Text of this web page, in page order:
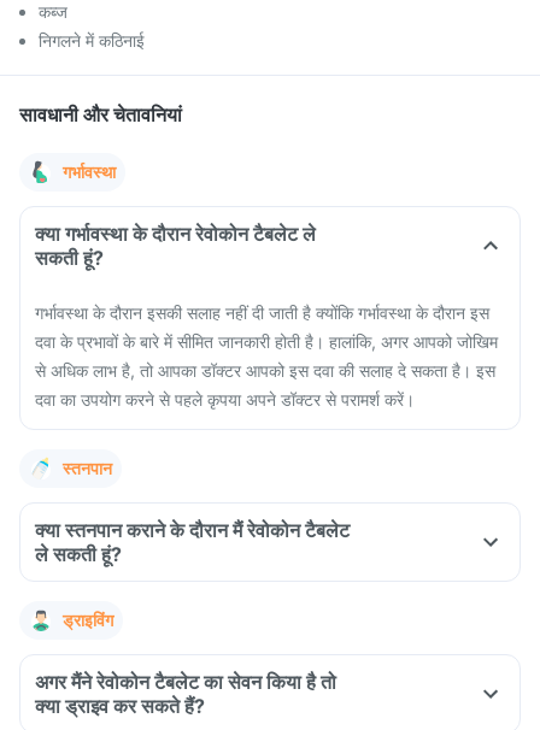
कब्ज
निगलने में कठिनाई
सावधानी और चेतावनियां
गर्भावस्था
क्या गर्भावस्था के दौरान रेवोकोन टैबलेट ले
सकती हूं?
गर्भावस्था के दौरान इसकी सलाह नहीं दी जाती है क्योंकि गर्भावस्था के दौरान इस
दवा के प्रभावों के बारे में सीमित जानकारी होती है। हालांकि, अगर आपको जोखिम
से अधिक लाभ है, तो आपका डॉक्टर आपको इस दवा की सलाह दे सकता है। इस
दवा का उपयोग करने से पहले कृपया अपने डॉक्टर से परामर्श करें।
स्तनपान
क्या स्तनपान कराने के दौरान मैं रेवोकोन टैबलेट
ले सकती हूं?
ड्राइविंग
अगर मैंने रेवोकोन टैबलेट का सेवन किया है तो
क्या ड्राइव कर सकते हैं?